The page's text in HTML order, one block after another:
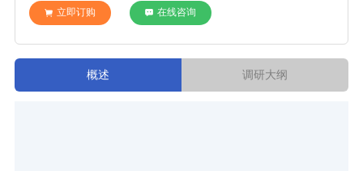
立即订购 在线咨询
概述 调研大纲